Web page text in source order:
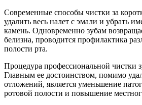
Современные способы чистки за
удалить весь налет с эмали и убрать
камень. Одновременно зубам
белизна, проводится профилактика
полости рта.
Процедура профессиональной чистки
Главным ее достоинством, помимо
отложений, является уменьшение
ротовой полости и повышение